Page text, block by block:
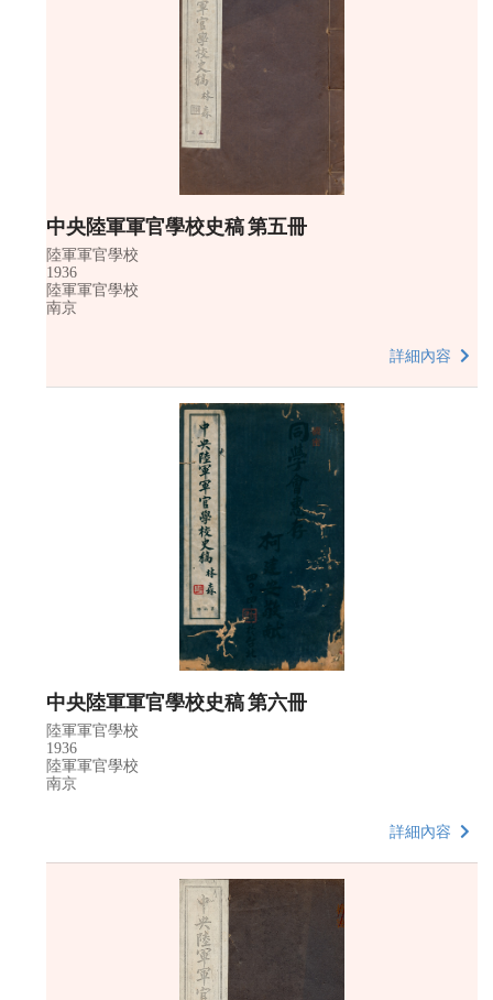
中央陸軍軍官學校史稿 第五冊
陸軍軍官學校
1936
陸軍軍官學校
南京
詳細內容
中央陸軍軍官學校史稿 第六冊
陸軍軍官學校
1936
陸軍軍官學校
南京
詳細內容